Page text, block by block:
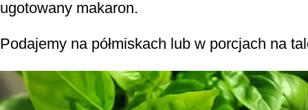
ugotowany makaron.
Podajemy na półmiskach lub w porcjach na